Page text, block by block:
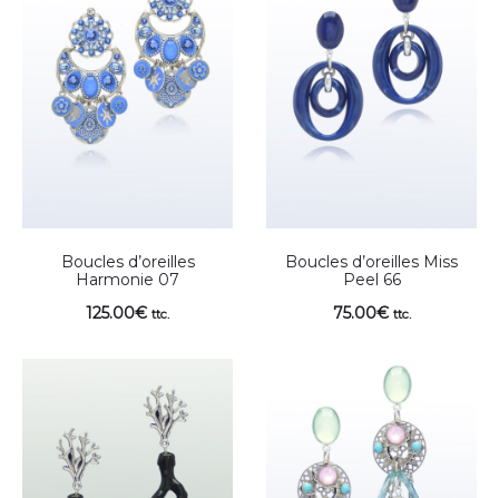
Boucles d’oreilles
Harmonie 07
125.00€ ttc.
Boucles d’oreilles Miss
Peel 66
75.00€ ttc.